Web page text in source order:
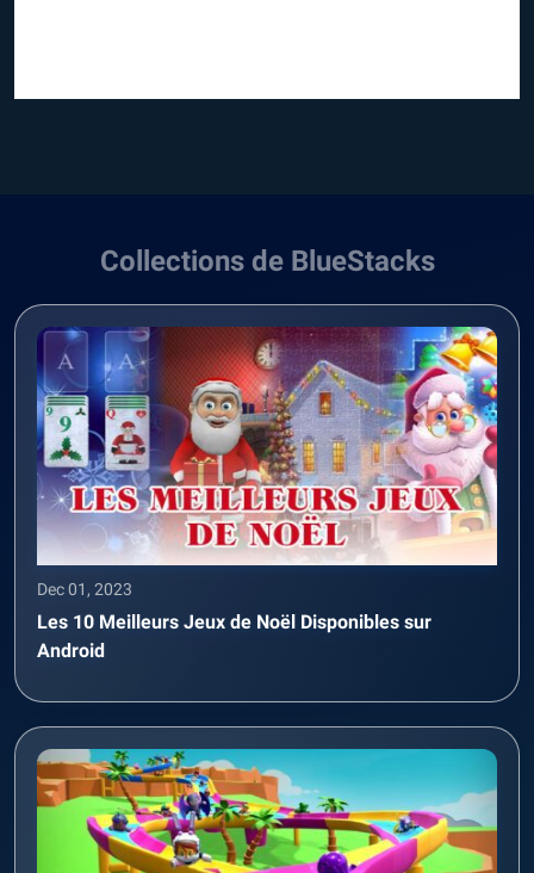
Collections de BlueStacks
Dec 01, 2023
Les 10 Meilleurs Jeux de Noël Disponibles sur
Android